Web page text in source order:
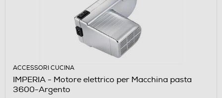
ACCESSORI CUCINA
IMPERIA - Motore elettrico per Macchina pasta
3600-Argento